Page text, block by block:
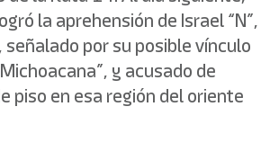
la aprehensión de Israel “N”,
señalado por su posible vínculo
y acusado de
piso en esa región del oriente